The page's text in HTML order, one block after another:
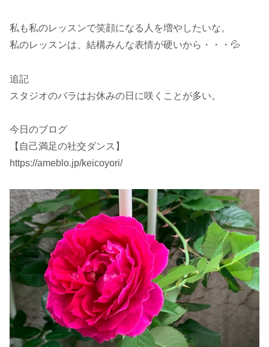
私も私のレッスンで笑顔になる人を増やしたいな。
私のレッスンは、結構みんな表情が硬いから・・・💦
追記
スタジオのバラはお休みの日に咲くことが多い。
今日のブログ
【自己満足の社交ダンス】
https://ameblo.jp/keicoyori/